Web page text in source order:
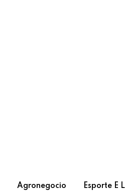
Agronegocio Esporte E